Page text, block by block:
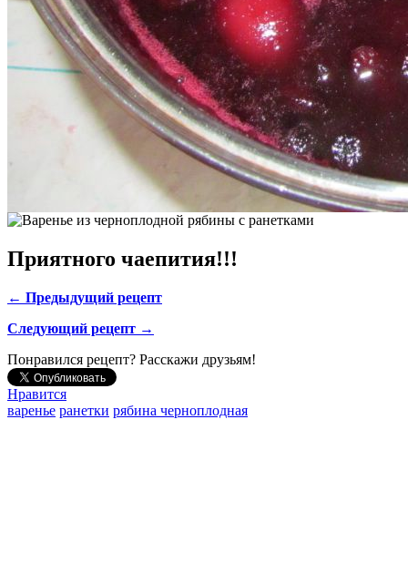
Приятного чаепития!!!
← Предыдущий рецепт
Следующий рецепт →
Понравился рецепт? Расскажи друзьям!
Нравится
варенье ранетки рябина черноплодная